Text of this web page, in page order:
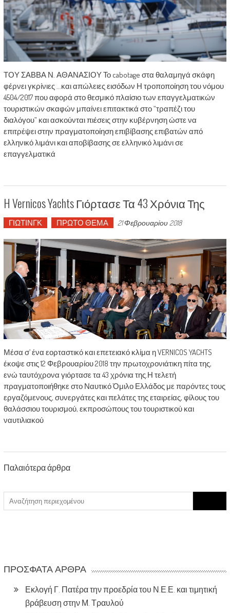
ΤΟΥ ΣΑΒΒΑ Ν. ΑΘΑΝΑΣΙΟΥ Το cabotage στα θαλαμηγά σκάφη
φέρνει γκρίνιες ...και απώλειες εισόδων Η τροποποίηση του νόμου
4504/2017 που αφορά στο θεσμικό πλαίσιο των επαγγελματικών
τουριστικών σκαφών μπαίνει επιτακτικά στο “τραπέζι του
διαλόγου” και ασκούνται πιέσεις στην κυβέρνηση ώστε να
επιτρέψει στην πραγματοποίηση επιβίβασης επιβατών από
ελληνικό λιμάνι και αποβίβασης σε ελληνικό λιμάνι σε
επαγγελματικά
H Vernicos Yachts Γιόρτασε Τα 43 Χρόνια Της
ΓΙΩΤΙΝΓΚ ΠΡΩΤΟ ΘΕΜΑ 21 Φεβρουαρίου 2018
Μέσα σ’ ένα εορταστικό και επετειακό κλίμα η VERNICOS YACHTS
έκοψε στις 12 Φεβρουαρίου 2018 την πρωτοχρονιάτικη πίτα της,
ενώ ταυτόχρονα γιόρτασε τα 43 χρόνια της.Η τελετή
πραγματοποιήθηκε στο Ναυτικό Όμιλο Ελλάδος με παρόντες τους
εργαζόμενους, συνεργάτες και πελάτες της εταιρείας, φίλους του
θαλάσσιου τουρισμού, εκπροσώπους του τουριστικού και
ναυτιλιακού
Posts
navigation
Παλαιότερα άρθρα
for:
ΠΡΌΣΦΑΤΑ ΆΡΘΡΑ
Εκλογή Γ. Πατέρα την προεδρία του Ν.Ε.Ε. και τιμητική
βράβευση στην Μ. Τραυλού